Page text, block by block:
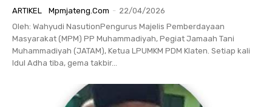
ARTIKEL Mpmjateng.com - 22/04/2026
Oleh: Wahyudi NasutionPengurus Majelis Pemberdayaan
Masyarakat (MPM) PP Muhammadiyah, Pegiat Jamaah Tani
Muhammadiyah (JATAM), Ketua LPUMKM PDM Klaten. Setiap kali
Idul Adha tiba, gema takbir...